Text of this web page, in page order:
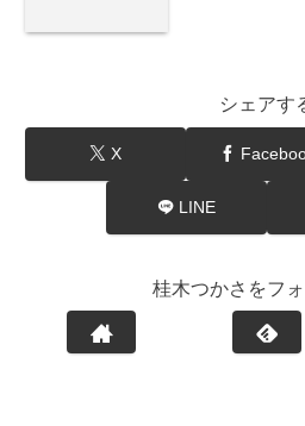
シェアす
X
LINE
桂木つかさをフ